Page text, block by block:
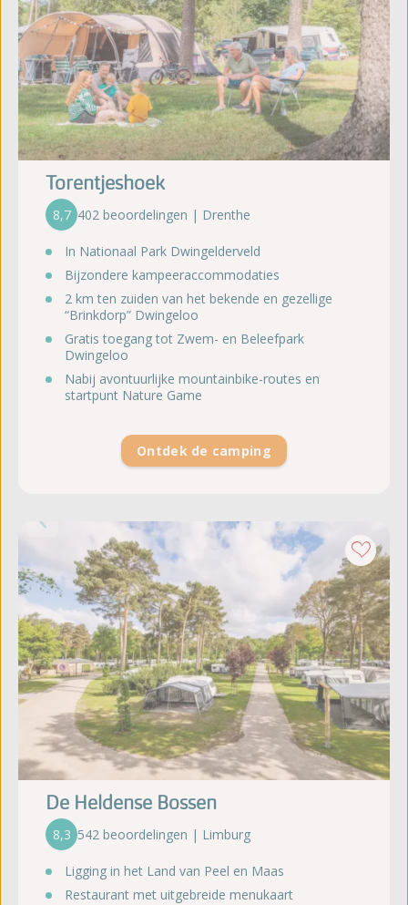
Torentjeshoek
8,7 402 beoordelingen | Drenthe
In Nationaal Park Dwingelderveld
Bijzondere kampeeraccommodaties
2 km ten zuiden van het bekende en gezellige
“Brinkdorp” Dwingeloo
Gratis toegang tot Zwem- en Beleefpark
Dwingeloo
Nabij avontuurlijke mountainbike-routes en
startpunt Nature Game
Ontdek de camping
De Heldense Bossen
8,3 542 beoordelingen | Limburg
Ligging in het Land van Peel en Maas
Restaurant met uitgebreide menukaart